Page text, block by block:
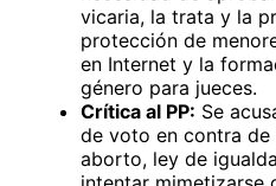
vicaria, la trata y la
protección de
en Internet y la
género para jueces.
Crítica al PP: Se
de voto en contra de
aborto, ley de